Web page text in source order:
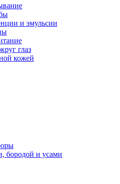
и эмульсии
глаз
кожей
бородой и усами